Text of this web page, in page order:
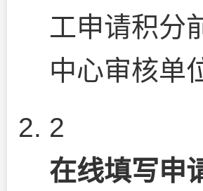
工申请积分
中心审核单
2
在线填写申